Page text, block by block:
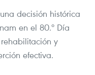
decisión histórica
en el 80.º Día
y
efectiva.